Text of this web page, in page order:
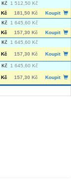
Kč
1 512,50 Kč
Kč 181,50 Kč
Koupit
Kč
1 645,60 Kč
Kč 157,30 Kč
Koupit
Kč
1 645,60 Kč
Kč 157,30 Kč Koupit
Kč
1 645,60 Kč
Kč 157,30 Kč Koupit